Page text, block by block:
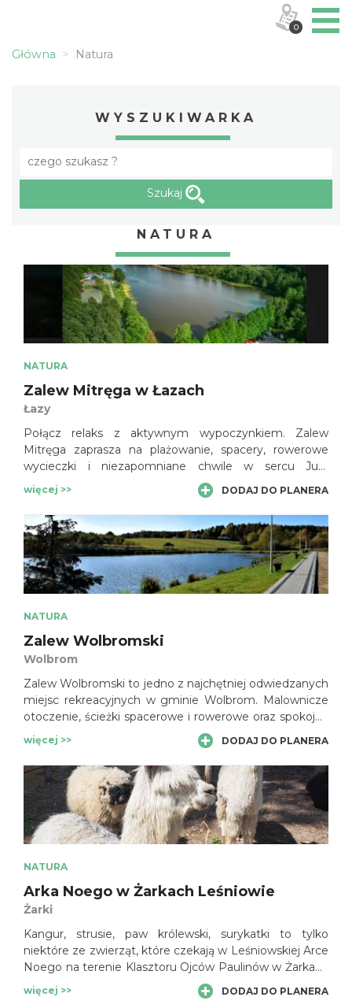
Główna Natura
WYSZUKIWARKA
Szukaj
NATURA
NATURA
Zalew Mitręga w Łazach
Łazy
Połącz relaks z aktywnym wypoczynkiem. Zalew
Mitręga zaprasza na plażowanie, spacery, rowerowe
wycieczki i niezapomniane chwile w sercu Jury
Krakowsko-Częstochowskiej.
więcej >> DODAJ DO PLANERA
NATURA
Zalew Wolbromski
Wolbrom
Zalew Wolbromski to jedno z najchętniej odwiedzanych
miejsc rekreacyjnych w gminie Wolbrom. Malownicze
otoczenie, ścieżki spacerowe i rowerowe oraz spokojna
atmosfera sprawiają, że jest idealnym miejscem na
odpoczynek przez cały rok.
więcej >> DODAJ DO PLANERA
NATURA
Arka Noego w Żarkach Leśniowie
Żarki
Kangur, strusie, paw królewski, surykatki to tylko
niektóre ze zwierząt, które czekają w Leśniowskiej Arce
Noego na terenie Klasztoru Ojców Paulinów w Żarkach
Leśniowie. Ojcowie paulini rozbudowali zwierzyniec i
sprawują opiekę nie tylko nad alpakami, kozami i
więcej >> DODAJ DO PLANERA
0